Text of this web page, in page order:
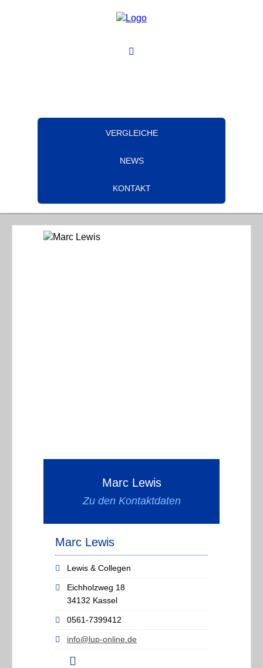
VERGLEICHE
NEWS
KONTAKT
Marc Lewis
Zu den Kontaktdaten
Marc Lewis
Lewis & Collegen
Eichholzweg 18
34132 Kassel
0561-7399412
info@lup-online.de